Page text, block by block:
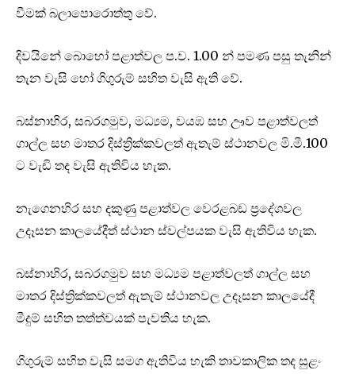
වීමක් බලාපොරොත්තු වේ.
දිවයිනේ බොහෝ පළාත්වල ප.ව. 1.00 න් පමණ පසු තැනින්
තැන වැසි හෝ ගිගුරුම් සහිත වැසි ඇති වේ.
බස්නාහිර, සබරගමුව, මධ්‍යම, වයඹ සහ ඌව පළාත්වලත්
ගාල්ල සහ මාතර දිස්ත්‍රික්කවලත් ඇතැම් ස්ථානවල මි.මී.100
ට වැඩි තද වැසි ඇතිවිය හැක.
නැගෙනහිර සහ දකුණු පළාත්වල වෙරළබඩ ප්‍රදේශවල
උදෑසන කාලයේදීත් ස්ථාන ස්වල්පයක වැසි ඇතිවිය හැක.
බස්නාහිර, සබරගමුව සහ මධ්‍යම පළාත්වලත් ගාල්ල සහ
මාතර දිස්ත්‍රික්කවලත් ඇතැම් ස්ථානවල උදෑසන කාලයේදී
මීදුම් සහිත තත්ත්වයක් පැවතිය හැක.
ගිගුරුම් සහිත වැසි සමග ඇතිවිය හැකි තාවකාලික තද සුළං